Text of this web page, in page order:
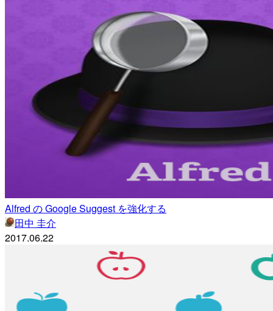
Alfred の Google Suggest を強化する
田中 圭介
2017.06.22